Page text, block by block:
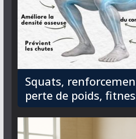
Squats,
perte de poids,